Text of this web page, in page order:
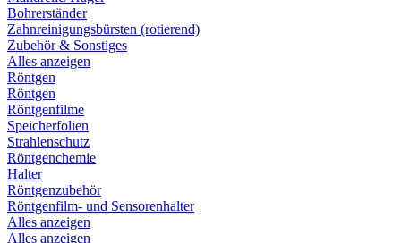
Bohrerständer
Zahnreinigungsbürsten (rotierend)
Zubehör & Sonstiges
Alles anzeigen
Röntgen
Röntgen
Röntgenfilme
Speicherfolien
Strahlenschutz
Röntgenchemie
Halter
Röntgenzubehör
Röntgenfilm- und Sensorenhalter
Alles anzeigen
Alles anzeigen